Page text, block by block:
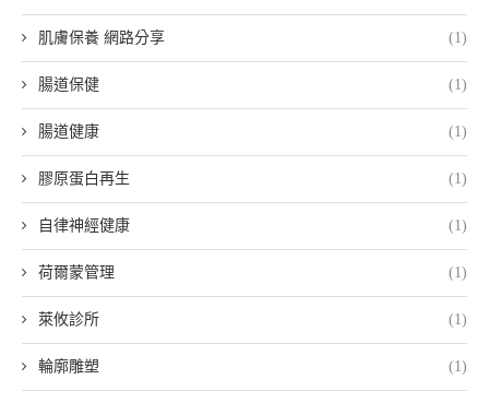
肌膚保養 網路分享 (1)
腸道保健 (1)
腸道健康 (1)
膠原蛋白再生 (1)
自律神經健康 (1)
荷爾蒙管理 (1)
萊攸診所 (1)
輪廓雕塑 (1)